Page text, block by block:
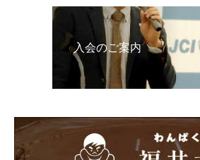
入会のご案内